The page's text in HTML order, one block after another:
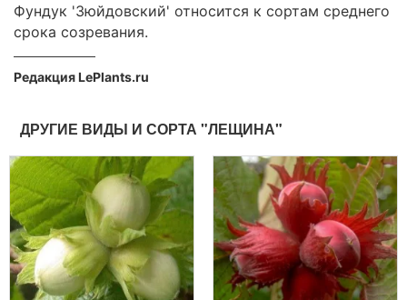
Фундук 'Зюйдовский' относится к сортам среднего
срока созревания.
Редакция LePlants.ru
ДРУГИЕ ВИДЫ И СОРТА "ЛЕЩИНА"